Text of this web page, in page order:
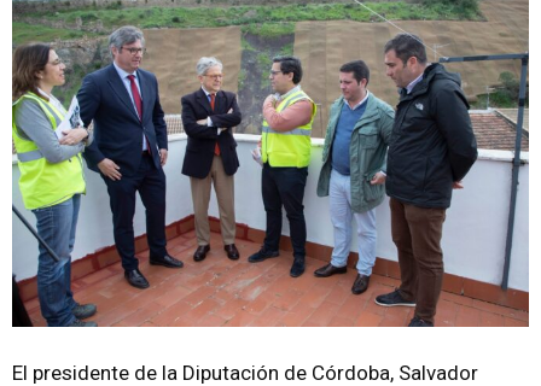
El presidente de la Diputación de Córdoba, Salvador